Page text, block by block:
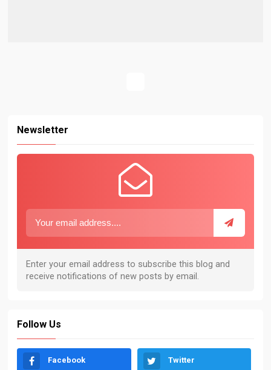
Newsletter
Follow Us
Facebook Twitter